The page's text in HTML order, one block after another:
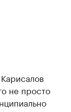
не просто